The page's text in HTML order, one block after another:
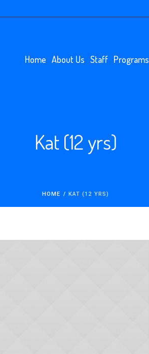
Home About Us Staff Programs
Kat (12 yrs)
HOME / KAT (12 YRS)